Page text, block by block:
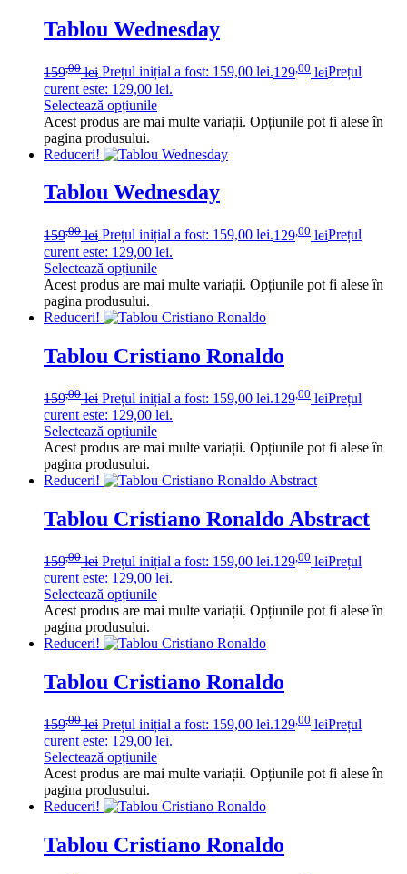
Tablou Wednesday
159,00 lei Prețul inițial a fost: 159,00 lei.129 ,00 leiPrețul
curent este: 129,00 lei.
Selectează opțiunile
Acest produs are mai multe variații. Opțiunile pot fi alese în
pagina produsului.
Reduceri!
Tablou Wednesday
159,00 lei Prețul inițial a fost: 159,00 lei.129 ,00 leiPrețul
curent este: 129,00 lei.
Selectează opțiunile
Acest produs are mai multe variații. Opțiunile pot fi alese în
pagina produsului.
Reduceri!
Tablou Cristiano Ronaldo
159,00 lei Prețul inițial a fost: 159,00 lei.129 ,00 leiPrețul
curent este: 129,00 lei.
Selectează opțiunile
Acest produs are mai multe variații. Opțiunile pot fi alese în
pagina produsului.
Reduceri!
Tablou Cristiano Ronaldo Abstract
159,00 lei Prețul inițial a fost: 159,00 lei.129 ,00 leiPrețul
curent este: 129,00 lei.
Selectează opțiunile
Acest produs are mai multe variații. Opțiunile pot fi alese în
pagina produsului.
Reduceri!
Tablou Cristiano Ronaldo
159,00 lei Prețul inițial a fost: 159,00 lei.129 ,00 leiPrețul
curent este: 129,00 lei.
Selectează opțiunile
Acest produs are mai multe variații. Opțiunile pot fi alese în
pagina produsului.
Reduceri!
Tablou Cristiano Ronaldo